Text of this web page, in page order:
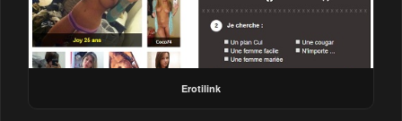
Erotilink